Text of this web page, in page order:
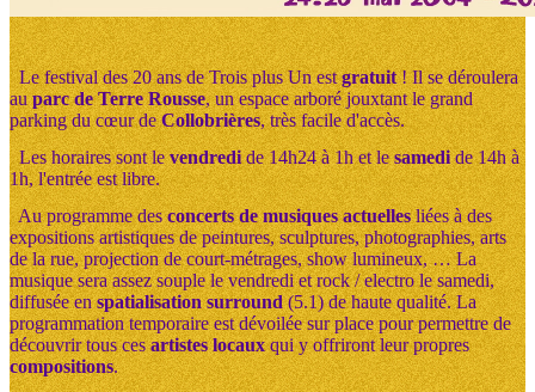
Le festival des 20 ans de Trois plus Un estgratuit! Il se déroulera
auparc de Terre Rousse, un espace arboré jouxtant le grand
parking du cœur deCollobrières, très facile d'accès.
Les horaires sont levendredide 14h24 à 1h et lesamedide 14h à
1h, l'entrée est libre.
Au programme desconcerts de musiques actuellesliées à des
expositions artistiques de peintures, sculptures, photographies, arts
de la rue, projection de court-métrages, show lumineux, … La
musique sera assez souple le vendredi et rock / electro le samedi,
diffusée enspatialisation surround(5.1) de haute qualité. La
programmation temporaire est dévoilée sur place pour permettre de
découvrir tous cesartistes locauxqui y offriront leur propres
compositions.